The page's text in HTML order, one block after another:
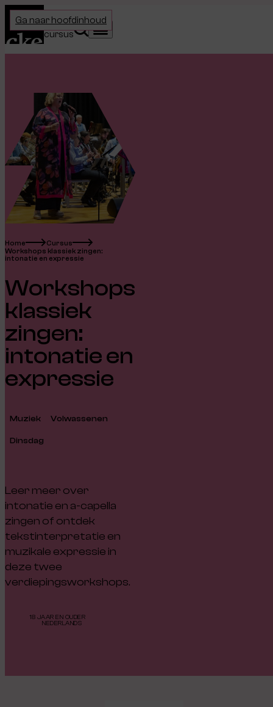
Ga naar hoofdinhoud
Home
Kies je
cursusZoeken
Menu
Home
Cursus
Workshops klassiek zingen:
intonatie en expressie
Workshops
klassiek
zingen:
intonatie en
expressie
Muziek Volwassenen
Dinsdag
Leer meer over
intonatie en a-capella
zingen of ontdek
tekstinterpretatie en
muzikale expressie in
deze twee
verdiepingsworkshops.
18 JAAR EN OUDER
NEDERLANDS